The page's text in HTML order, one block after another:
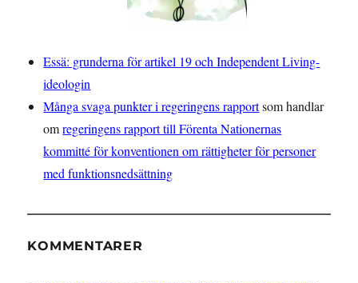
Essä: grunderna för artikel 19 och Independent Living-
ideologin
Många svaga punkter i regeringens rapportsom handlar
omregeringens rapport till Förenta Nationernas
kommitté för konventionen om rättigheter för personer
med funktionsnedsättning
KOMMENTARER